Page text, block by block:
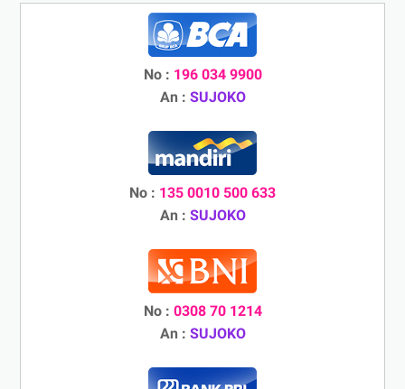
No : 196 034 9900
An : SUJOKO
No : 135 0010 500 633
An : SUJOKO
No : 0308 70 1214
An : SUJOKO